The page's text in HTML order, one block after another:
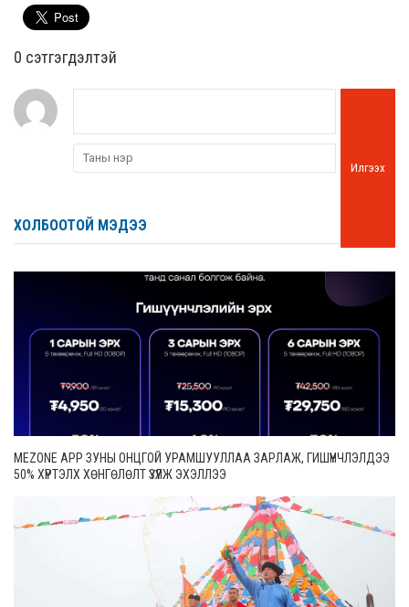
0 cэтгэгдэлтэй
Илгээх
ХОЛБООТОЙ МЭДЭЭ
MEZONE APP ЗУНЫ ОНЦГОЙ УРАМШУУЛЛАА ЗАРЛАЖ, ГИШҮҮНЧЛЭЛДЭЭ
50% ХҮРТЭЛХ ХӨНГӨЛӨЛТ ҮЗҮҮЛЖ ЭХЭЛЛЭЭ